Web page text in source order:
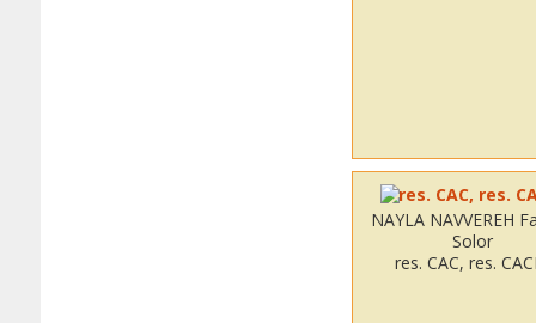
NAYLA NAVVEREH
Solor
res. CAC, res.